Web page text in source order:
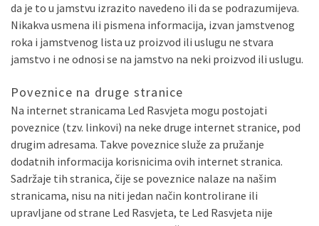
da je to u jamstvu izrazito navedeno ili da se podrazumijeva.
Nikakva usmena ili pismena informacija, izvan jamstvenog
roka i jamstvenog lista uz proizvod ili uslugu ne stvara
jamstvo i ne odnosi se na jamstvo na neki proizvod ili uslugu.
Poveznice na druge stranice
Na internet stranicama Led Rasvjeta mogu postojati
poveznice (tzv. linkovi) na neke druge internet stranice, pod
drugim adresama. Takve poveznice služe za pružanje
dodatnih informacija korisnicima ovih internet stranica.
Sadržaje tih stranica, čije se poveznice nalaze na našim
stranicama, nisu na niti jedan način kontrolirane ili
upravljane od strane Led Rasvjeta, te Led Rasvjeta nije